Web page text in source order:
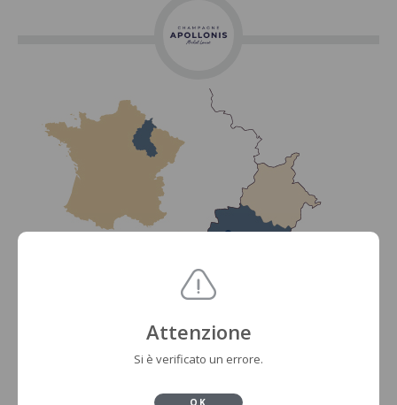
Attenzione
Si è verificato un errore.
OK